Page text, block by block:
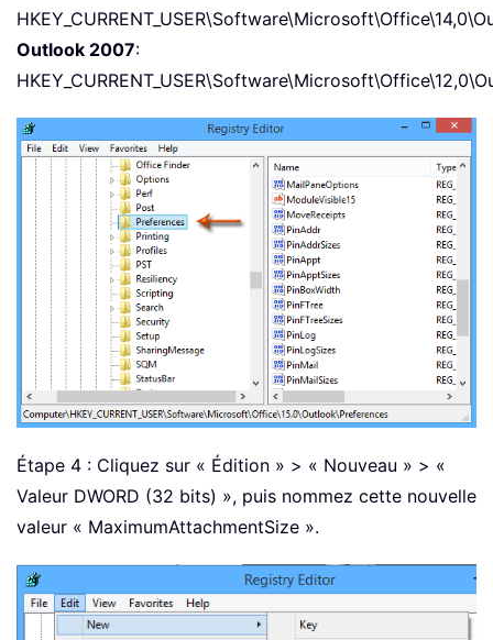
Outlook 2007:
Étape 4 : Cliquez sur « Édition » > « Nouveau » > «
Valeur DWORD (32 bits) », puis nommez cette nouvelle
valeur « MaximumAttachmentSize ».